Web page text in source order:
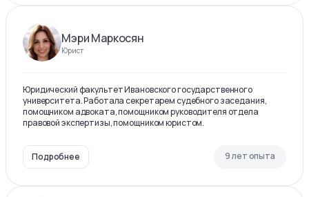
Мэри Маркосян
Юрист
Юридический факультет Ивановского государственного
университета. Работала секретарем судебного заседания,
помощником адвоката, помощником руководителя отдела
правовой экспертизы, помощником юристом.
Подробнее 9 лет опыта